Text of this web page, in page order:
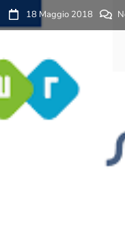
18 Maggio 2018